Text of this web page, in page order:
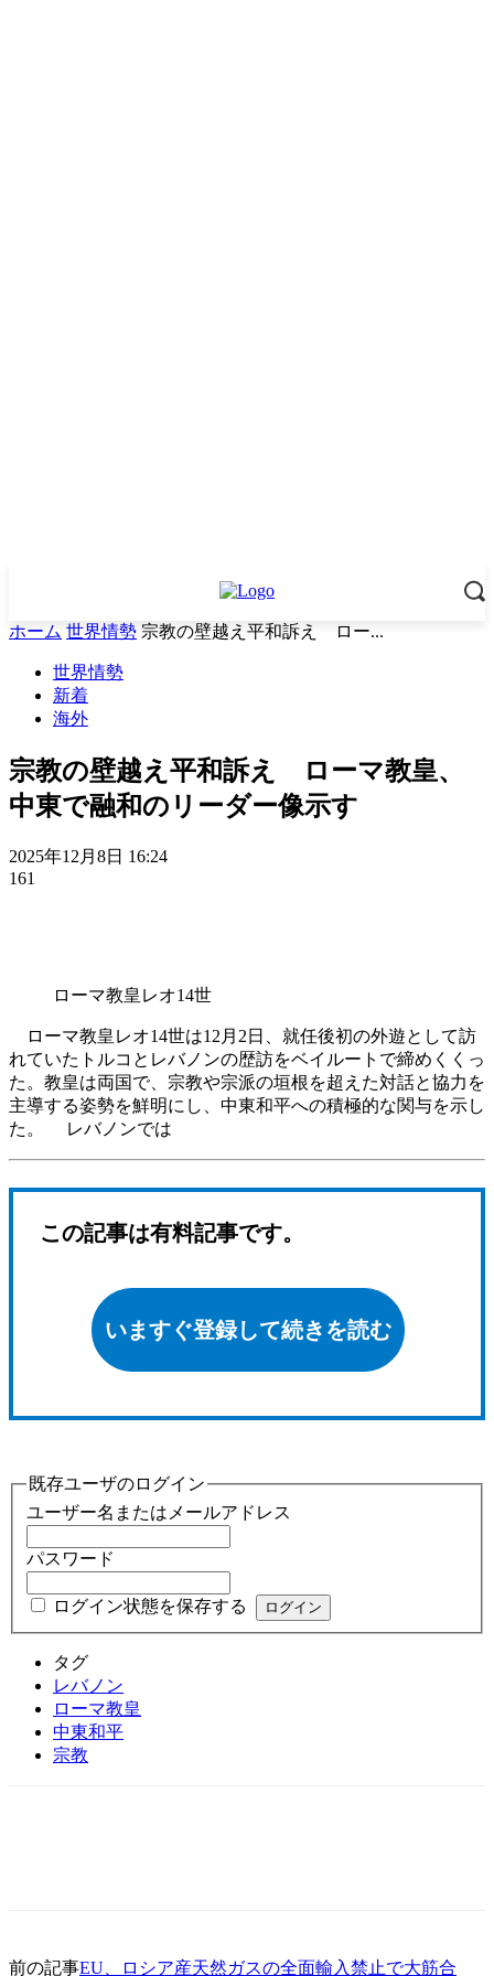
ホーム 世界情勢 宗教の壁越え平和訴え ロー...
世界情勢
新着
海外
宗教の壁越え平和訴え ローマ教皇、
中東で融和のリーダー像示す
2025年12月8日 16:24
161
ローマ教皇レオ14世
ローマ教皇レオ14世は12月2日、就任後初の外遊として訪
れていたトルコとレバノンの歴訪をベイルートで締めくくっ
た。教皇は両国で、宗教や宗派の垣根を超えた対話と協力を
主導する姿勢を鮮明にし、中東和平への積極的な関与を示し
た。 レバノンでは
この記事は有料記事です。
いますぐ登録して続きを読む
既存ユーザのログイン
ユーザー名またはメールアドレス
パスワード
ログイン状態を保存する
タグ
レバノン
ローマ教皇
中東和平
宗教
前の記事EU、ロシア産天然ガスの全面輸入禁止で大筋合